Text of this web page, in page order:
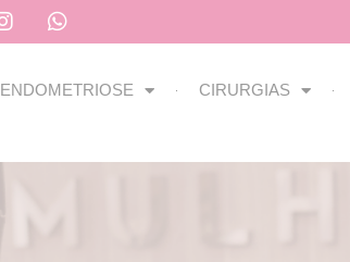
ENDOMETRIOSE CIRURGIAS